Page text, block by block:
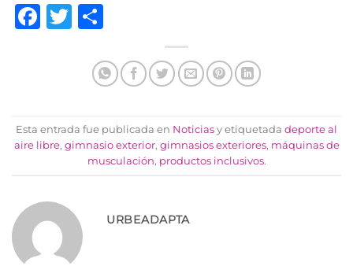
Facebook
Twitter
Esta entrada fue publicada en Noticias y etiquetada deporte al
aire libre, gimnasio exterior, gimnasios exteriores, máquinas de
musculación, productos inclusivos.
URBEADAPTA